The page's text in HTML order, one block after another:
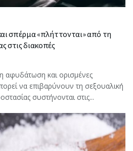
σπέρμα «πλήττονται» από τη
στις διακοπές
αφυδάτωση και ορισμένες
να επιβαρύνουν τη σεξουαλική
συστήνονται στις...